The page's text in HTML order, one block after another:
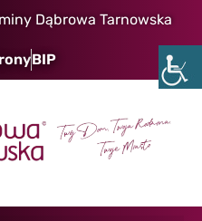
Dąbrowa Tarnowska
BIP